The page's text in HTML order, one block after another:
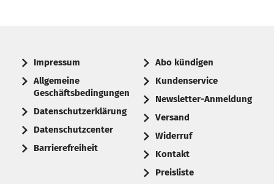
Impressum
Allgemeine
Geschäftsbedingungen
Datenschutzerklärung
Datenschutzcenter
Barrierefreiheit
Abo kündigen
Kundenservice
Newsletter-Anmeldung
Versand
Widerruf
Kontakt
Preisliste